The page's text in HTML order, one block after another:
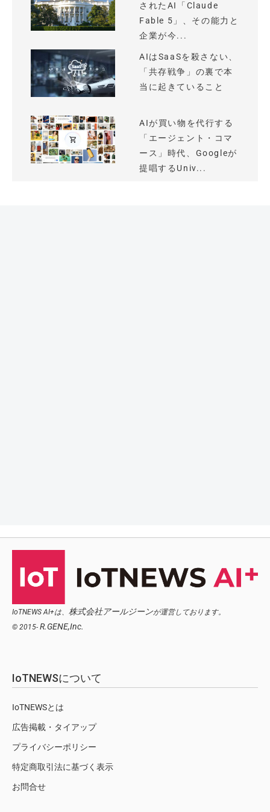
されたAI「Claude
Fable 5」、その能力と
企業が今...
AIはSaaSを殺さない、
「共存戦争」の裏で本
当に起きていること
AIが買い物を代行する
「エージェント・コマ
ース」時代、Googleが
提唱するUniv...
IoTNEWS AI+は、 株式会社アールジーンが運営しております。
© 2015- R.GENE,Inc.
IoTNEWSについて
IoTNEWSとは
広告掲載・タイアップ
プライバシーポリシー
特定商取引法に基づく表示
お問合せ